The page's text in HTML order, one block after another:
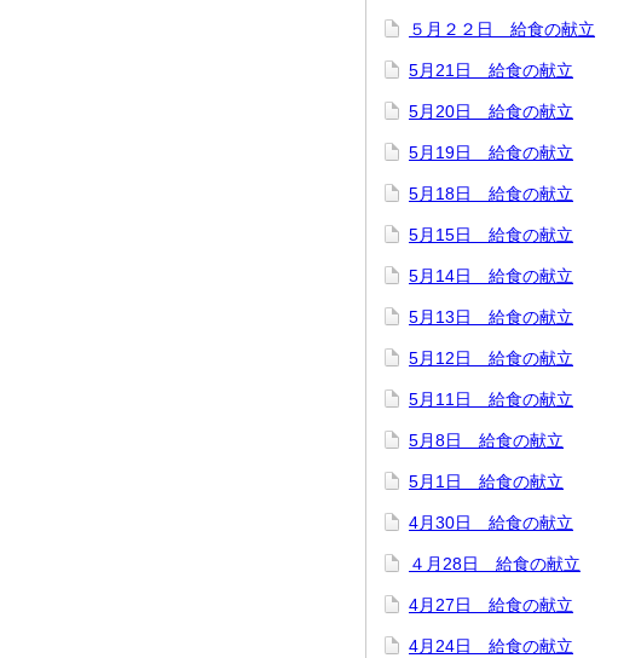
５月２２日 給食の献立
5月21日 給食の献立
5月20日 給食の献立
5月19日 給食の献立
5月18日 給食の献立
5月15日 給食の献立
5月14日 給食の献立
5月13日 給食の献立
5月12日 給食の献立
5月11日 給食の献立
5月8日 給食の献立
5月1日 給食の献立
4月30日 給食の献立
４月28日 給食の献立
4月27日 給食の献立
4月24日 給食の献立